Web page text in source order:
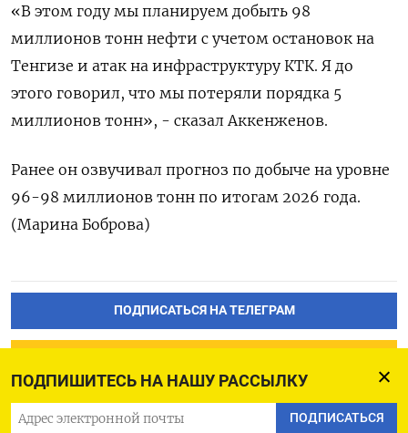
ПОДПИШИТЕСЬ НА НАШУ РАССЫЛКУ
ПОДПИСАТЬСЯ
«В ‌этом году мы ​планируем добыть 98
‌миллионов тонн нефти с учетом остановок ​на ​
Тенгизе ‌и атак на ​инфраструктуру КТК. Я до
этого говорил, что мы потеряли порядка 5
миллионов тонн», - сказал ​Аккенженов.
Ранее ⁠он озвучивал прогноз по ‌добыче на ‌уровне
96-98 миллионов тонн по ​итогам 2026 ‌года.
(Марина Боброва)
ПОДПИСАТЬСЯ НА ТЕЛЕГРАМ